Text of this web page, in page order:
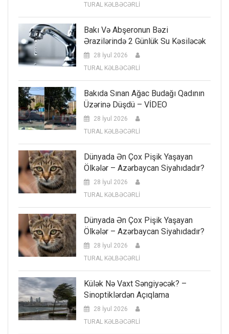
TURAL KƏLBƏCƏRLİ
Bakı Və Abşeronun Bəzi
Ərazilərində 2 Günlük Su Kəsiləcək
28 İyul 2026
TURAL KƏLBƏCƏRLİ
Bakıda Sınan Ağac Budağı Qadının
Üzərinə Düşdü – VİDEO
28 İyul 2026
TURAL KƏLBƏCƏRLİ
Dünyada Ən Çox Pişik Yaşayan
Ölkələr – Azərbaycan Siyahıdadır?
28 İyul 2026
TURAL KƏLBƏCƏRLİ
Dünyada Ən Çox Pişik Yaşayan
Ölkələr – Azərbaycan Siyahıdadır?
28 İyul 2026
TURAL KƏLBƏCƏRLİ
Külək Nə Vaxt Səngiyəcək? –
Sinoptiklərdən Açıqlama
28 İyul 2026
TURAL KƏLBƏCƏRLİ